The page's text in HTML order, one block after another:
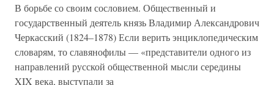
В борьбе со своим сословием. Общественный и
государственный деятель князь Владимир Александрович
Черкасский (1824–1878) Если верить энциклопедическим
словарям, то славянофилы — «представители одного из
направлений русской общественной мысли середины
XIX века, выступали за